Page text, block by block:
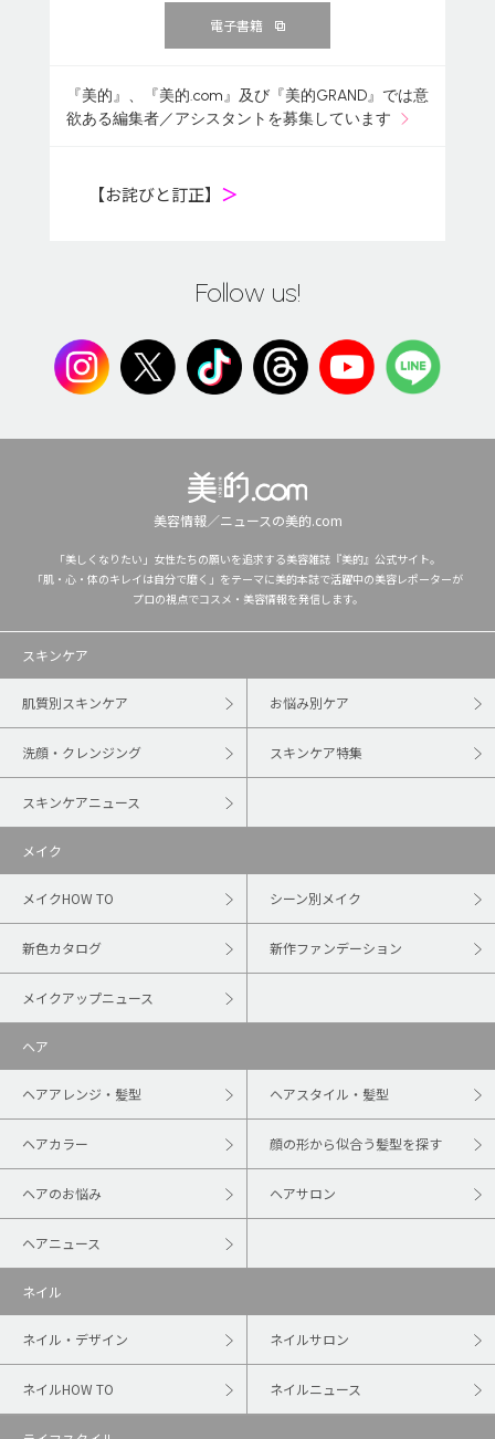
電子書籍
『美的』、『美的.com』及び『美的GRAND』では意
欲ある編集者／アシスタントを募集しています
【お詫びと訂正】 ＞
Follow us!
美容情報／ニュースの美的.com
「美しくなりたい」女性たちの願いを追求する美容雑誌『美的』公式サイト。
「肌・心・体のキレイは自分で磨く」をテーマに美的本誌で活躍中の美容レポーターが
プロの視点でコスメ・美容情報を発信します。
スキンケア
肌質別スキンケア お悩み別ケア
洗顔・クレンジング スキンケア特集
スキンケアニュース
メイク
メイクHOW TO シーン別メイク
新色カタログ 新作ファンデーション
メイクアップニュース
ヘア
ヘアアレンジ・髪型 ヘアスタイル・髪型
ヘアカラー 顔の形から似合う髪型を探す
ヘアのお悩み ヘアサロン
ヘアニュース
ネイル
ネイル・デザイン ネイルサロン
ネイルHOW TO ネイルニュース